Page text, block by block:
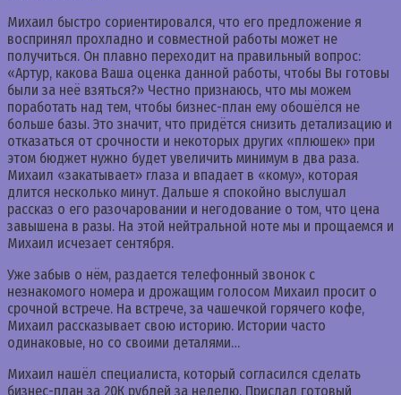
Михаил быстро сориентировался, что его предложение я
воспринял прохладно и совместной работы может не
получиться. Он плавно переходит на правильный вопрос:
«Артур, какова Ваша оценка данной работы, чтобы Вы готовы
были за неё взяться?» Честно признаюсь, что мы можем
поработать над тем, чтобы бизнес-план ему обошёлся не
больше базы. Это значит, что придётся снизить детализацию и
отказаться от срочности и некоторых других «плюшек» при
этом бюджет нужно будет увеличить минимум в два раза.
Михаил «закатывает» глаза и впадает в «кому», которая
длится несколько минут. Дальше я спокойно выслушал
рассказ о его разочаровании и негодование о том, что цена
завышена в разы. На этой нейтральной ноте мы и прощаемся и
Михаил исчезает сентября.
Уже забыв о нём, раздается телефонный звонок с
незнакомого номера и дрожащим голосом Михаил просит о
срочной встрече. На встрече, за чашечкой горячего кофе,
Михаил рассказывает свою историю. Истории часто
одинаковые, но со своими деталями…
Михаил нашёл специалиста, который согласился сделать
бизнес-план за 20К рублей за неделю. Прислал готовый